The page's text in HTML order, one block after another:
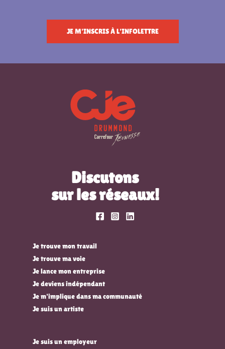
JE M'INSCRIS À L'INFOLETTRE
Discutons
sur les réseaux!
Je trouve mon travail
Je trouve ma voie
Je lance mon entreprise
Je deviens indépendant
Je m'implique dans ma communauté
Je suis un artiste
Je suis un employeur